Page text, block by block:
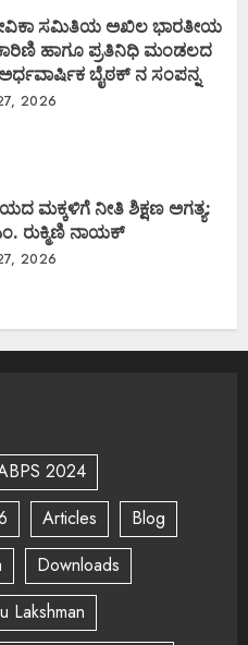
ಸೇವಿಕಾ ಸಮಿತಿಯ ಅಖಿಲ ಭಾರತೀಯ
ಹಾಗೂ ಪ್ರತಿನಿಧಿ ಮಂಡಲದ
ಬೈಠಕ್ ನ ಸಂಪನ್ನ
2026
ಮಕ್ಕಳಿಗೆ ನೀತಿ ಶಿಕ್ಷಣ ಅಗತ್ಯ:
ರುಕ್ಮಿಣಿ ನಾಯಕ್
2026
2024
Articles
Blog
Downloads
Lakshman